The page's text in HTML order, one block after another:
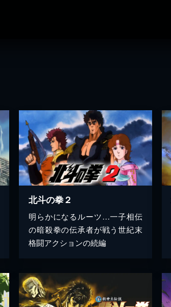
北斗の拳２
明らかになるルーツ…一子相伝
の暗殺拳の伝承者が戦う世紀末
格闘アクションの続編